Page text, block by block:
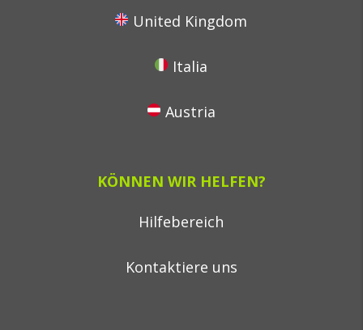
United Kingdom
Italia
Austria
KÖNNEN WIR HELFEN?
Hilfebereich
Kontaktiere uns